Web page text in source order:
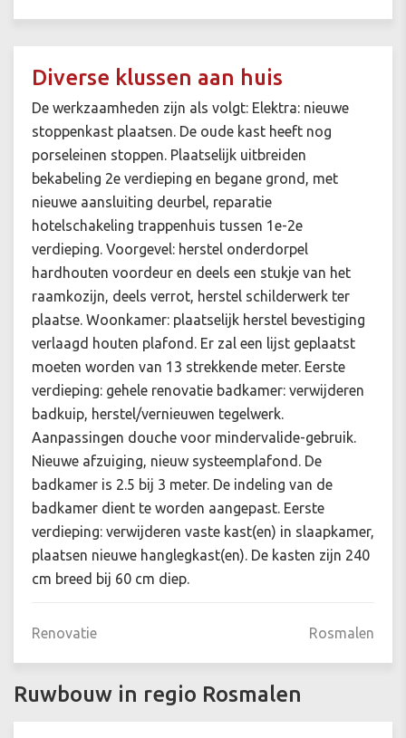
Diverse klussen aan huis
De werkzaamheden zijn als volgt: Elektra: nieuwe
stoppenkast plaatsen. De oude kast heeft nog
porseleinen stoppen. Plaatselijk uitbreiden
bekabeling 2e verdieping en begane grond, met
nieuwe aansluiting deurbel, reparatie
hotelschakeling trappenhuis tussen 1e-2e
verdieping. Voorgevel: herstel onderdorpel
hardhouten voordeur en deels een stukje van het
raamkozijn, deels verrot, herstel schilderwerk ter
plaatse. Woonkamer: plaatselijk herstel bevestiging
verlaagd houten plafond. Er zal een lijst geplaatst
moeten worden van 13 strekkende meter. Eerste
verdieping: gehele renovatie badkamer: verwijderen
badkuip, herstel/vernieuwen tegelwerk.
Aanpassingen douche voor mindervalide-gebruik.
Nieuwe afzuiging, nieuw systeemplafond. De
badkamer is 2.5 bij 3 meter. De indeling van de
badkamer dient te worden aangepast. Eerste
verdieping: verwijderen vaste kast(en) in slaapkamer,
plaatsen nieuwe hanglegkast(en). De kasten zijn 240
cm breed bij 60 cm diep.
Renovatie Rosmalen
Ruwbouw in regio Rosmalen